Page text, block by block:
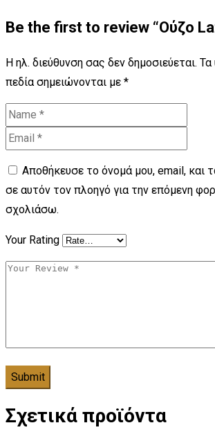
Be the first to review “Ούζο
Η ηλ. διεύθυνση σας δεν δημοσιεύεται. Τα
πεδία σημειώνονται με *
Αποθήκευσε το όνομά μου, email, και
σε αυτόν τον πλοηγό για την επόμενη
σχολιάσω.
Your Rating
Σχετικά προϊόντα